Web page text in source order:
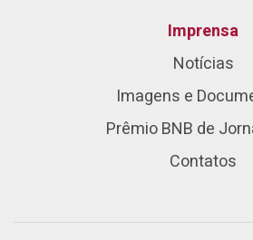
Imprensa
Notícias
Imagens e
Prêmio BNB de
Contatos